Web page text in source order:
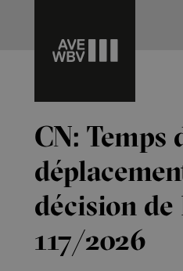
CN : Temps
décision de
117/2026